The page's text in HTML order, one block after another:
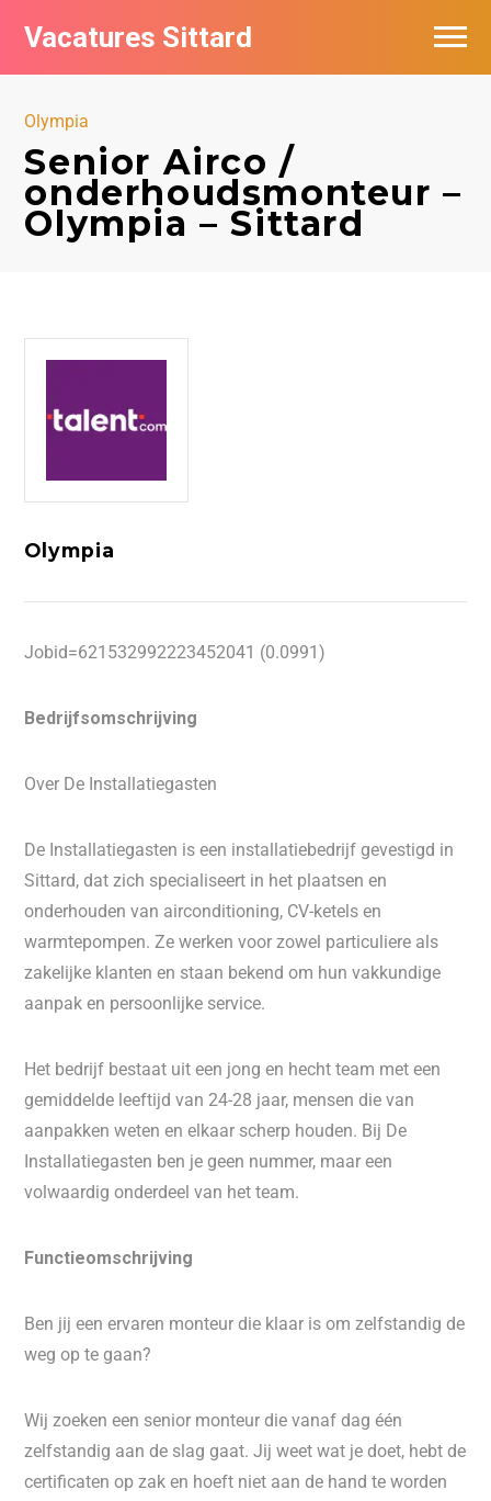
Vacatures Sittard
Olympia
Senior Airco /
onderhoudsmonteur –
Olympia – Sittard
Olympia
Jobid=621532992223452041 (0.0991)
Bedrijfsomschrijving
Over De Installatiegasten
De Installatiegasten is een installatiebedrijf gevestigd in
Sittard, dat zich specialiseert in het plaatsen en
onderhouden van airconditioning, CV-ketels en
warmtepompen. Ze werken voor zowel particuliere als
zakelijke klanten en staan bekend om hun vakkundige
aanpak en persoonlijke service.
Het bedrijf bestaat uit een jong en hecht team met een
gemiddelde leeftijd van 24-28 jaar, mensen die van
aanpakken weten en elkaar scherp houden. Bij De
Installatiegasten ben je geen nummer, maar een
volwaardig onderdeel van het team.
Functieomschrijving
Ben jij een ervaren monteur die klaar is om zelfstandig de
weg op te gaan?
Wij zoeken een senior monteur die vanaf dag één
zelfstandig aan de slag gaat. Jij weet wat je doet, hebt de
certificaten op zak en hoeft niet aan de hand te worden
Vacatures per bedrijf
De populairste vacatures in Sittard